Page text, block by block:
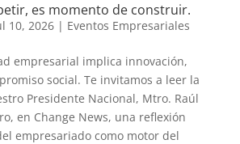
es momento de construir.
10, 2026| Eventos Empresariales
empresarial implica innovación,
social. Te invitamos a leer la
Presidente Nacional, Mtro. Raúl
en Change News, una reflexión
empresariado como motor del